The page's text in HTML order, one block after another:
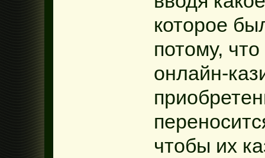
которое
потому,
онлайн-
чтобы их